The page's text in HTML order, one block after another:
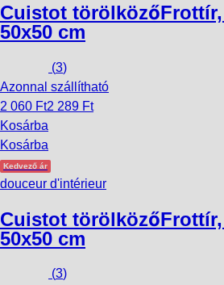
Cuistot törölköző
50x50 cm
(3)
Azonnal szállítható
2 060 Ft2 289 Ft
Kosárba
Kosárba
Kedvező ár
douceur d'intérieur
Cuistot törölköző
50x50 cm
(3)